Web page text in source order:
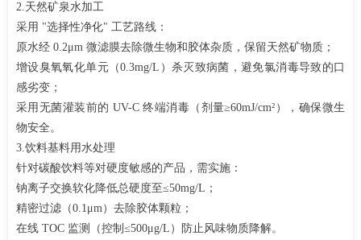
2.天然矿泉水加工
采用 "选择性净化" 工艺路线：​
原水经 0.2μm 微滤膜去除微生物和胶体杂质，保留天然矿物质；​
增设臭氧氧化单元（0.3mg/L）杀灭致病菌，避免氯消毒导致的口
感劣变；​
采用无菌灌装前的 UV-C 终端消毒（剂量≥60mJ/cm²），确保微生
物安全。​
3.饮料基料用水处理
针对碳酸饮料等对硬度敏感的产品，需实施：
钠离子交换软化降低总硬度至≤50mg/L；​
精密过滤（0.1μm）去除胶体颗粒；​
在线 TOC 监测（控制≤500μg/L）防止风味物质降解。